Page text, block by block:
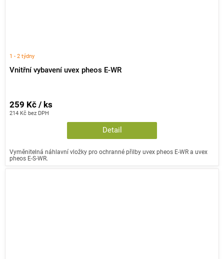
Vnitřní vybavení uvex pheos E-WR
1 - 2 týdny
214 Kč bez DPH
259 Kč / ks
Detail
Vyměnitelná náhlavní vložky pro ochranné přilby uvex pheos E-WR a uvex
pheos E-S-WR.